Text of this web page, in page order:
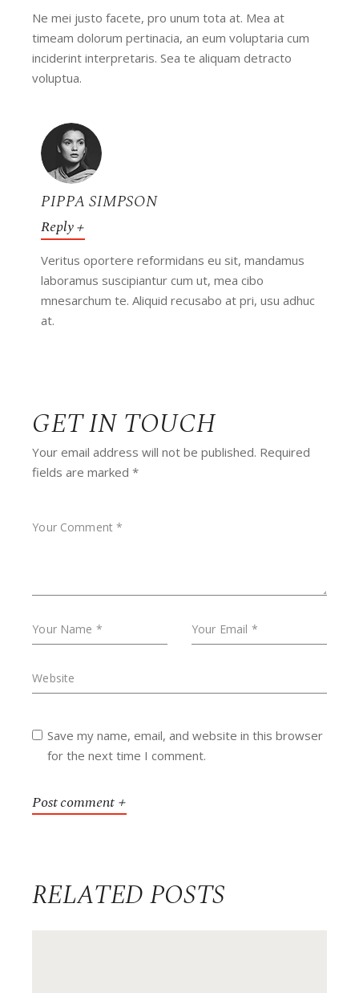
Ne mei justo facete, pro unum tota at. Mea at
timeam dolorum pertinacia, an eum voluptaria cum
inciderint interpretaris. Sea te aliquam detracto
voluptua.
PIPPA SIMPSON
Reply
Veritus oportere reformidans eu sit, mandamus
laboramus suscipiantur cum ut, mea cibo
mnesarchum te. Aliquid recusabo at pri, usu adhuc
at.
GET IN TOUCH
Your email address will not be published. Required
fields are marked*
Save my name, email, and website in this browser
for the next time I comment.
post comment
RELATED POSTS